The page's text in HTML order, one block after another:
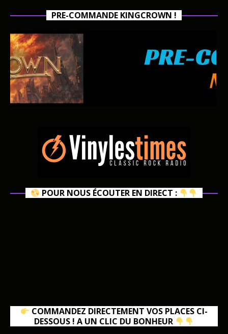
PRE-COMMANDE KINGCROWN !
POUR NOUS ÉCOUTER EN DIRECT :
COMMANDEZ DIRECTEMENT VOS PLACES CI-
DESSOUS ! A UN CLIC DU BONHEUR